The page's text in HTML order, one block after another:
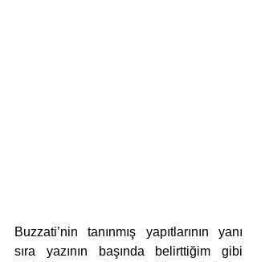
Buzzati’nin tanınmış yapıtlarının yanı
sıra yazının başında belirttiğim gibi